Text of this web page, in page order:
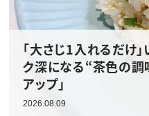
「大さじ1入れるだけ
ク深になる“茶色の調
アップ」
2026.08.09